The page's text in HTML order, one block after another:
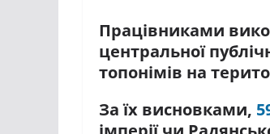
Працівниками
центральної
топонімів на
За їх висновками,